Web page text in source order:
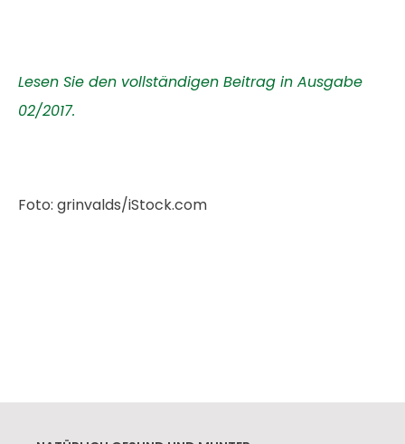
Lesen Sie den vollständigen Beitrag in Ausgabe
02/2017.
Foto: grinvalds/iStock.com